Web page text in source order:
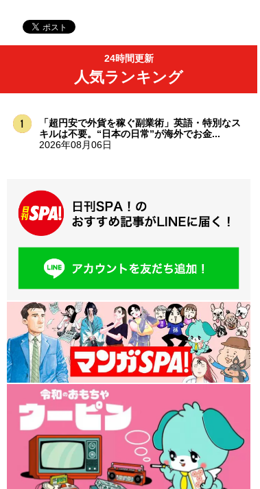
24時間更新
人気ランキング
「超円安で外貨を稼ぐ副業術」英語・特別なス
キルは不要。“日本の日常”が海外でお金...
2026年08月06日